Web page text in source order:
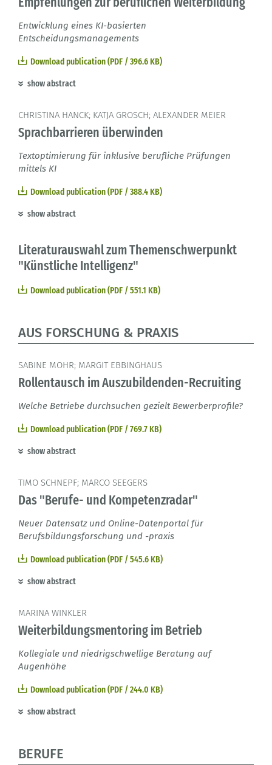
Entwicklung eines KI-basierten
Entscheidungsmanagements
Download publication (PDF / 396.6 KB)
show abstract
CHRISTINA HANCK; KATJA GROSCH; ALEXANDER MEIER
Sprachbarrieren überwinden
Textoptimierung für inklusive berufliche Prüfungen
mittels KI
Download publication (PDF / 388.4 KB)
show abstract
Literaturauswahl zum Themenschwerpunkt
"Künstliche Intelligenz"
Download publication (PDF / 551.1 KB)
AUS FORSCHUNG & PRAXIS
SABINE MOHR; MARGIT EBBINGHAUS
Rollentausch im Auszubildenden-Recruiting
Welche Betriebe durchsuchen gezielt Bewerberprofile?
Download publication (PDF / 769.7 KB)
show abstract
TIMO SCHNEPF; MARCO SEEGERS
Das "Berufe- und Kompetenzradar"
Neuer Datensatz und Online-Datenportal für
Berufsbildungsforschung und -praxis
Download publication (PDF / 545.6 KB)
show abstract
MARINA WINKLER
Weiterbildungsmentoring im Betrieb
Kollegiale und niedrigschwellige Beratung auf
Augenhöhe
Download publication (PDF / 244.0 KB)
show abstract
BERUFE